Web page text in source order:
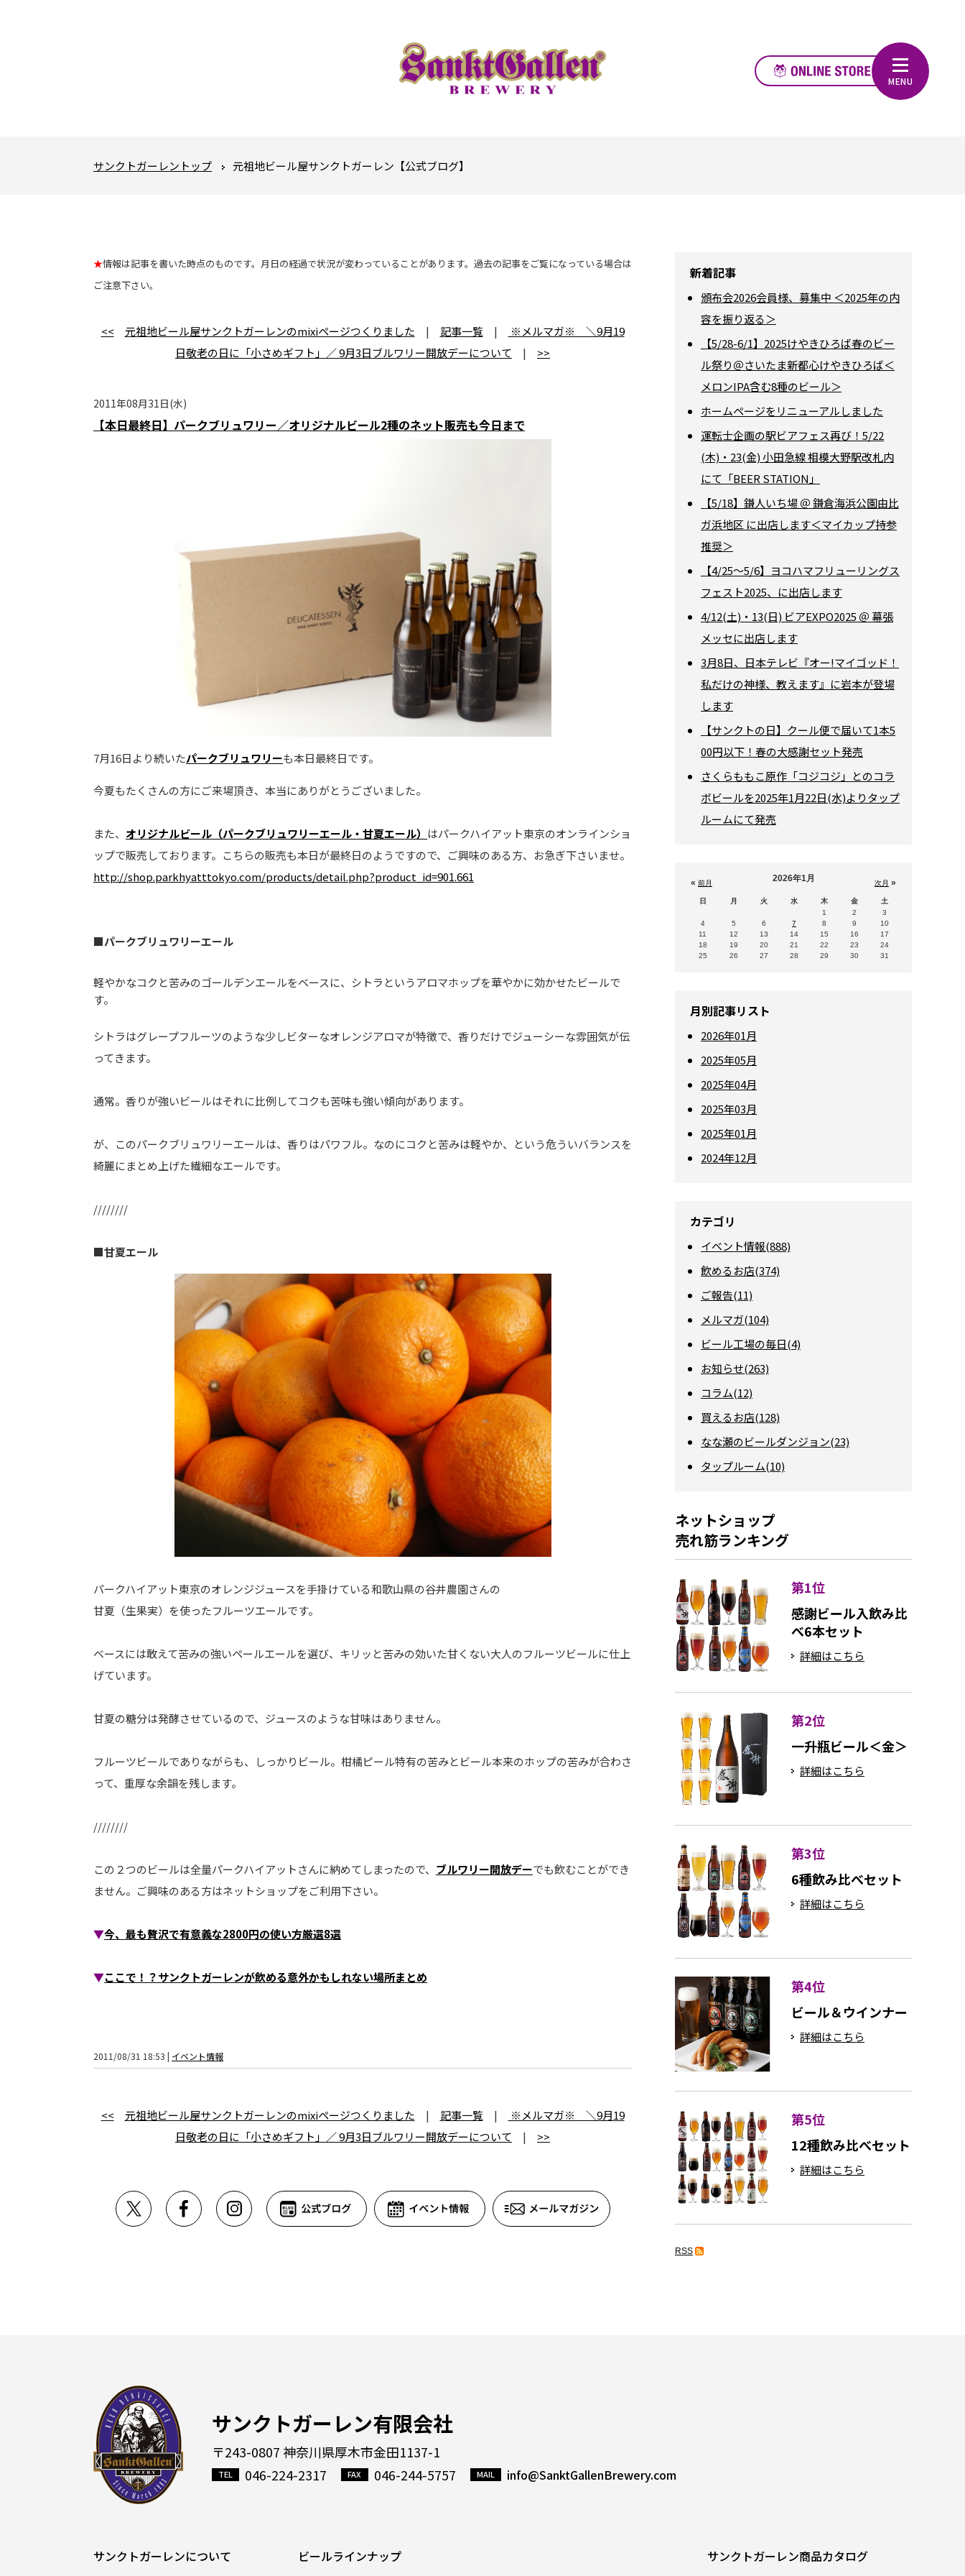
サンクトガーレントップ 元祖地ビール屋サンクトガーレン【公式ブログ】
★情報は記事を書いた時点のものです。月日の経過で状況が変わっていることがあります。過去の記事をご覧になっている場合は
ご注意下さい。
<< 元祖地ビール屋サンクトガーレンのmixiページつくりました | 記事一覧 |
※メルマガ※ ＼9月19
日敬老の日に「小さめギフト」／ 9月3日ブルワリー開放デーについて | >>
2011年08月31日(水)
【本日最終日】パークブリュワリー／オリジナルビール2種のネット販売も今日まで
7月16日より続いたパークブリュワリーも本日最終日です。
今夏もたくさんの方にご来場頂き、本当にありがとうございました。
また、 オリジナルビール（パークブリュワリーエール・甘夏エール） はパークハイアット東京のオンラインショ
ップで販売しております。こちらの販売も本日が最終日のようですので、ご興味のある方、お急ぎ下さいませ。
http://shop.parkhyatttokyo.com/products/detail.php?product_id=901.661
■パークブリュワリーエール
軽やかなコクと苦みのゴールデンエールをベースに、シトラというアロマホップを華やかに効かせたビールで
す。
シトラはグレープフルーツのような少しビターなオレンジアロマが特徴で、香りだけでジューシーな雰囲気が伝
ってきます。
通常。香りが強いビールはそれに比例してコクも苦味も強い傾向があります。
が、このパークブリュワリーエールは、香りはパワフル。なのにコクと苦みは軽やか、という危ういバランスを
綺麗にまとめ上げた繊細なエールです。
////////
■甘夏エール
パークハイアット東京のオレンジジュースを手掛けている和歌山県の谷井農園さんの
甘夏（生果実）を使ったフルーツエールです。
ベースには敢えて苦みの強いペールエールを選び、キリッと苦みの効いた甘くない大人のフルーツビールに仕上
げています。
甘夏の糖分は発酵させているので、ジュースのような甘味はありません。
フルーツビールでありながらも、しっかりビール。柑橘ピール特有の苦みとビール本来のホップの苦みが合わさ
って、重厚な余韻を残します。
////////
この２つのビールは全量パークハイアットさんに納めてしまったので、 ブルワリー開放デーでも飲むことができ
ません。ご興味のある方はネットショップをご利用下さい。
▼今、最も贅沢で有意義な2800円の使い方厳選8選
▼ここで！？サンクトガーレンが飲める意外かもしれない場所まとめ
2011/08/31 18:53 | イベント情報
<< 元祖地ビール屋サンクトガーレンのmixiページつくりました | 記事一覧 |
※メルマガ※ ＼9月19
日敬老の日に「小さめギフト」／ 9月3日ブルワリー開放デーについて | >>
新着記事
頒布会2026会員様、募集中 ＜2025年の内
容を振り返る＞
【5/28-6/1】2025けやきひろば春のビー
ル祭り＠さいたま新都心けやきひろば＜
メロンIPA含む8種のビール＞
ホームページをリニューアルしました
運転士企画の駅ビアフェス再び！5/22
(木)・23(金) 小田急線 相模大野駅改札内
にて「BEER STATION」
【5/18】鎌人いち場 ＠ 鎌倉海浜公園由比
ガ浜地区 に出店します＜マイカップ持参
推奨＞
【4/25～5/6】ヨコハマフリューリングス
フェスト2025、に出店します
4/12(土)・13(日) ビアEXPO2025 ＠ 幕張
メッセに出店します
3月8日、日本テレビ『オー!マイゴッド！
私だけの神様、教えます』に岩本が登場
します
【サンクトの日】クール便で届いて1本5
00円以下！春の大感謝セット発売
さくらももこ原作「コジコジ」とのコラ
ボビールを2025年1月22日(水)よりタップ
ルームにて発売
« 前月 次月 »
2026年1月
日 月 火 水 木 金
土
1
2
3
4
5 6 7 8 9
10
11
12 13 14 15 16
17
18
19 20 21 22 23
24
25
26 27 28 29 30 31
月別記事リスト
2026年01月
2025年05月
2025年04月
2025年03月
2025年01月
2024年12月
カテゴリ
イベント情報(888)
飲めるお店(374)
ご報告(11)
メルマガ(104)
ビール工場の毎日(4)
お知らせ(263)
コラム(12)
買えるお店(128)
なな瀬のビールダンジョン(23)
タップルーム(10)
ネットショップ
売れ筋ランキング
第1位
感謝ビール入飲み比
べ6本セット
詳細はこちら
第2位
一升瓶ビール＜金＞
詳細はこちら
第3位
6種飲み比べセット
詳細はこちら
第4位
ビール＆ウインナー
詳細はこちら
第5位
12種飲み比べセット
詳細はこちら
RSS
サンクトガーレン有限会社
〒243-0807 神奈川県厚木市金田1137-1
046-224-2317
046-244-5757 info@SanktGallenBrewery.com
サンクトガーレンについて ビールラインナップ
サンクトガーレン商品カタログ